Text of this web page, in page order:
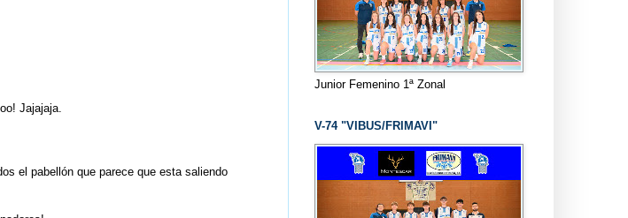
Jajajaja.
el pabellón que parece que esta saliendo
Junior Femenino 1ª Zonal
V-74 "VIBUS/FRIMAVI"